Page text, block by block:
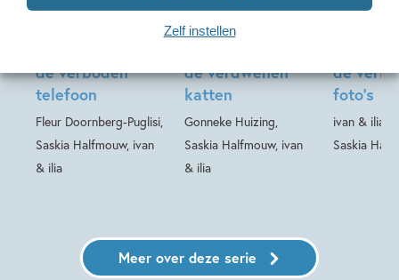
Zelf instellen
de verboden
telefoon
Fleur Doornberg-Puglisi,
Saskia Halfmouw, ivan
& ilia
Het geheim van –
de verdwenen
katten
Gonneke Huizing,
Saskia Halfmouw, ivan
& ilia
de
foto’s
ivan & ilia,
Saskia
Meer over deze serie